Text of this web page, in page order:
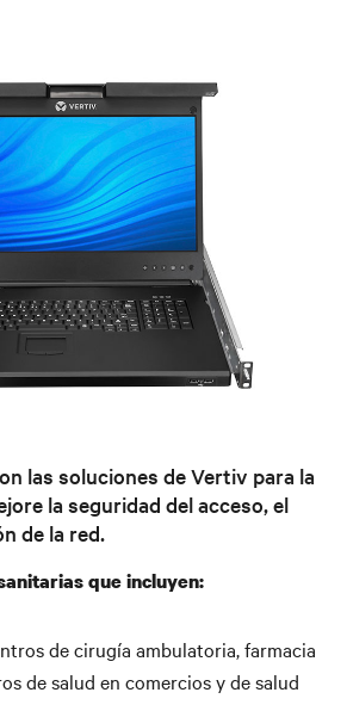
las soluciones de Vertiv para la
la seguridad del acceso, el
de la red.
que incluyen:
de cirugía ambulatoria, farmacia
de salud en comercios y de salud